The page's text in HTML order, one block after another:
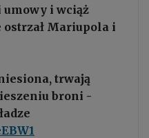
i wciąż
Mariupola i
trwają
broni -